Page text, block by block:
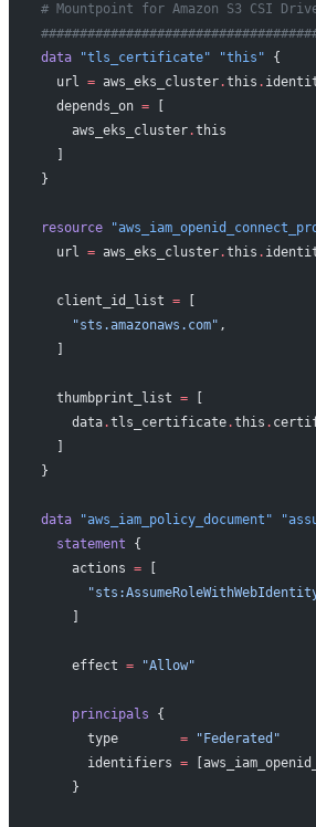
# Mountpoint for Amazon S3 CSI
data "tls_certificate" "this" {
  url
= aws_eks_cluster.this .
  depends_on
= [
    aws_eks_cluster
.this
}
resource
  url
= aws_eks_cluster.this .
  client_id_list
= [
    "sts.amazonaws.com"
,
  thumbprint_list
= [
    data
.tls_certificate.this .
}
data "aws_iam_policy_document"
  statement
{
    actions
= [
    effect
= "Allow"
    principals
{
      type
        =
"Federated"
      identifiers
=
    }